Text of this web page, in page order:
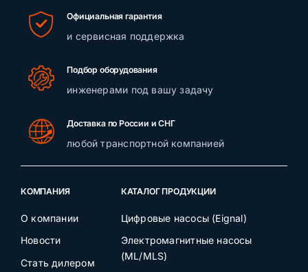
Официальная гарантия
и сервисная поддержка
Подбор оборудования
инженерами под вашу задачу
Доставка по России и СНГ
любой транспортной компанией
КОМПАНИЯ
О компании
Новости
Стать дилером
КАТАЛОГ ПРОДУКЦИИ
Цифровые насосы (Eignal)
Электромагнитные насосы
(ML/MLS)